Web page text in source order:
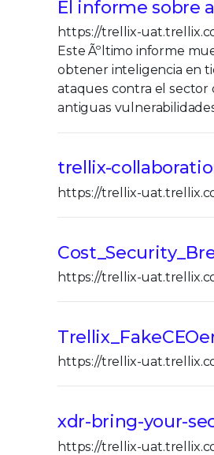
El informe sobre
https://trellix-
Este Ãºltimo informe
obtener inteligencia en
ataques contra el sector
antiguas
trellix-
https://trellix-
https://trellix-
https://trellix-
xdr-bring-your-
https://trellix-